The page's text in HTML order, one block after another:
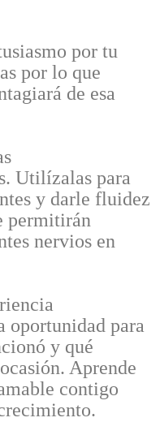
por tu
por lo que
de esa
Utilízalas para
y darle fluidez
permitirán
nervios en
oportunidad para
y qué
Aprende
contigo